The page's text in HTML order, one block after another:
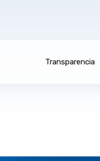
Transparencia